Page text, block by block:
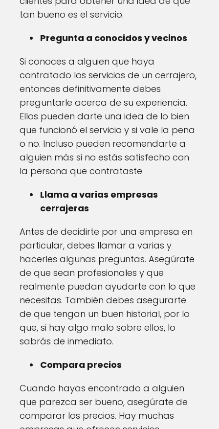
tan bueno es el servicio.
Pregunta a conocidos y vecinos
Si conoces a alguien que haya
contratado los servicios de un cerrajero,
entonces definitivamente debes
preguntarle acerca de su experiencia.
Ellos pueden darte una idea de lo bien
que funcionó el servicio y si vale la pena
o no. Incluso pueden recomendarte a
alguien más si no estás satisfecho con
la persona que contrataste.
Llama a varias empresas
cerrajeras
Antes de decidirte por una empresa en
particular, debes llamar a varias y
hacerles algunas preguntas. Asegúrate
de que sean profesionales y que
realmente puedan ayudarte con lo que
necesitas. También debes asegurarte
de que tengan un buen historial, por lo
que, si hay algo malo sobre ellos, lo
sabrás de inmediato.
Compara precios
Cuando hayas encontrado a alguien
que parezca ser bueno, asegúrate de
comparar los precios. Hay muchas